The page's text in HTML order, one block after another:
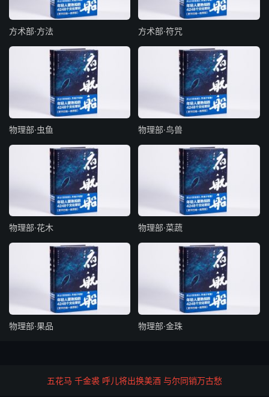
方术部·方法 方术部·符咒
物理部·虫鱼 物理部·鸟兽
物理部·花木 物理部·菜蔬
物理部·果品 物理部·金珠
五花马 千金裘 呼儿将出换美酒 与尔同销万古愁